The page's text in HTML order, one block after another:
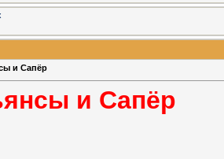
и Сапёр
и Сапёр